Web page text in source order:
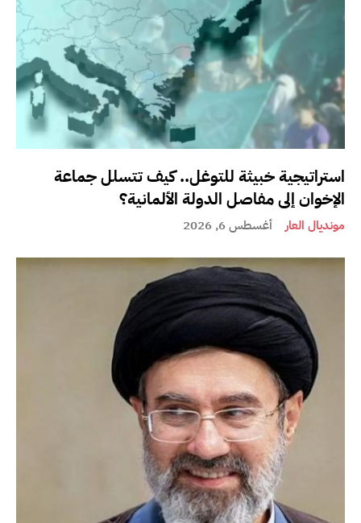
استراتيجية خبيثة للتوغل.. كيف تتسلل جماعة
الإخوان إلى مفاصل الدولة الألمانية؟
مونديال العار أغسطس 6, 2026